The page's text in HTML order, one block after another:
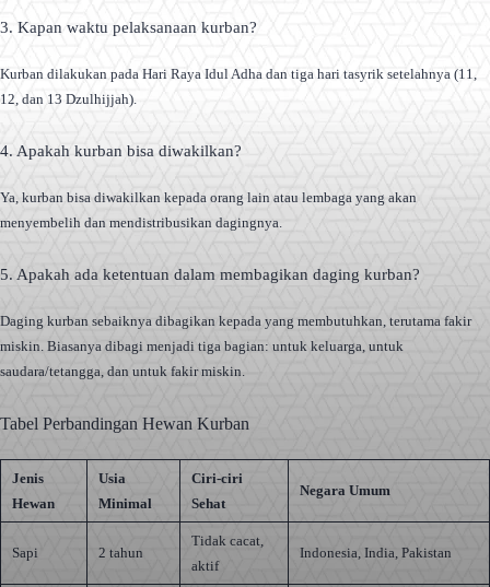
3. Kapan waktu pelaksanaan kurban?
Kurban dilakukan pada Hari Raya Idul Adha dan tiga hari tasyrik setelahnya (11,
12, dan 13 Dzulhijjah).
4. Apakah kurban bisa diwakilkan?
Ya, kurban bisa diwakilkan kepada orang lain atau lembaga yang akan
menyembelih dan mendistribusikan dagingnya.
5. Apakah ada ketentuan dalam membagikan daging kurban?
Daging kurban sebaiknya dibagikan kepada yang membutuhkan, terutama fakir
miskin. Biasanya dibagi menjadi tiga bagian: untuk keluarga, untuk
saudara/tetangga, dan untuk fakir miskin.
Tabel Perbandingan Hewan Kurban
Jenis
Hewan
Usia
Minimal
Ciri-ciri
Sehat
Negara Umum
Sapi 2 tahun
Tidak cacat,
aktif
Indonesia, India, Pakistan